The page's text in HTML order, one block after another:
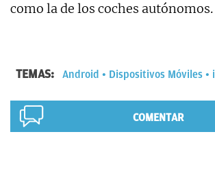
como la de los coches autónomos.
TEMAS: Android Dispositivos Móviles
COMENTAR